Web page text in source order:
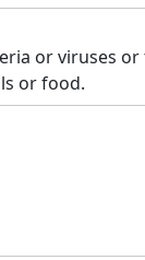
or viruses
or food.